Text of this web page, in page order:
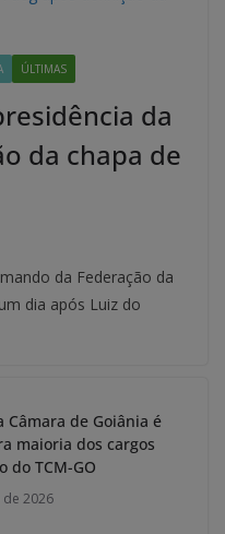
ÚLTIMAS
da
da chapa de
da Federação da
dia após Luiz do
Câmara de Goiânia é
maioria dos cargos
do TCM-GO
2026